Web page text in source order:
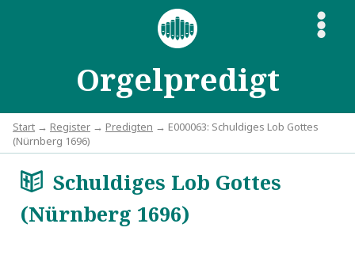
Orgelpredigt
S
Start → Register → Predigten → E000063: Schuldiges Lob Gottes
(Nürnberg 1696)
aSchuldiges Lob Gottes
(Nürnberg 1696)